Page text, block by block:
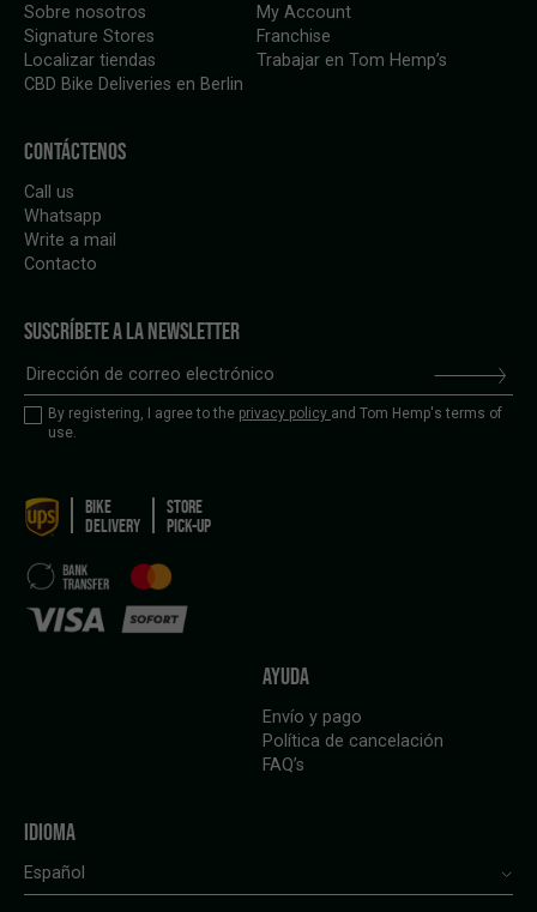
Sobre nosotros
Signature Stores
Localizar tiendas
CBD Bike Deliveries en Berlin
My Account
Franchise
Trabajar en Tom Hemp’s
CONTÁCTENOS
Call us
Whatsapp
Write a mail
Contacto
SUSCRÍBETE A LA NEWSLETTER
By registering, I agree to the privacy policy and Tom Hemp's terms of
use.
BIKE
DELIVERY
STORE
PICK-UP
AYUDA
Envío y pago
Política de cancelación
FAQ’s
IDIOMA
Español